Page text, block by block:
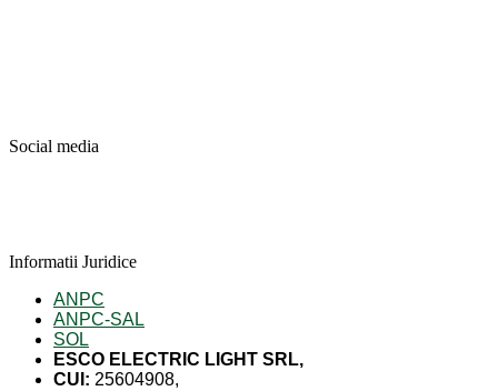
Social media
Informatii Juridice
ANPC
ANPC-SAL
SOL
ESCO ELECTRIC LIGHT SRL,
CUI: 25604908,